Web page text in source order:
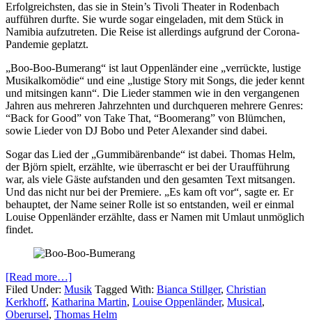
Erfolgreichsten, das sie in Stein’s Tivoli Theater in Rodenbach
aufführen durfte. Sie wurde sogar eingeladen, mit dem Stück in
Namibia aufzutreten. Die Reise ist allerdings aufgrund der Corona-
Pandemie geplatzt.
„Boo-Boo-Bumerang“ ist laut Oppenländer eine „verrückte, lustige
Musikalkomödie“ und eine „lustige Story mit Songs, die jeder kennt
und mitsingen kann“. Die Lieder stammen wie in den vergangenen
Jahren aus mehreren Jahrzehnten und durchqueren mehrere Genres:
“Back for Good” von Take That, “Boomerang” von Blümchen,
sowie Lieder von DJ Bobo und Peter Alexander sind dabei.
Sogar das Lied der „Gummibärenbande“ ist dabei. Thomas Helm,
der Björn spielt, erzählte, wie überrascht er bei der Uraufführung
war, als viele Gäste aufstanden und den gesamten Text mitsangen.
Und das nicht nur bei der Premiere. „Es kam oft vor“, sagte er. Er
behauptet, der Name seiner Rolle ist so entstanden, weil er einmal
Louise Oppenländer erzählte, dass er Namen mit Umlaut unmöglich
findet.
[Read more…]
Filed Under: Musik Tagged With: Bianca Stillger, Christian
Kerkhoff, Katharina Martin, Louise Oppenländer, Musical,
Oberursel, Thomas Helm